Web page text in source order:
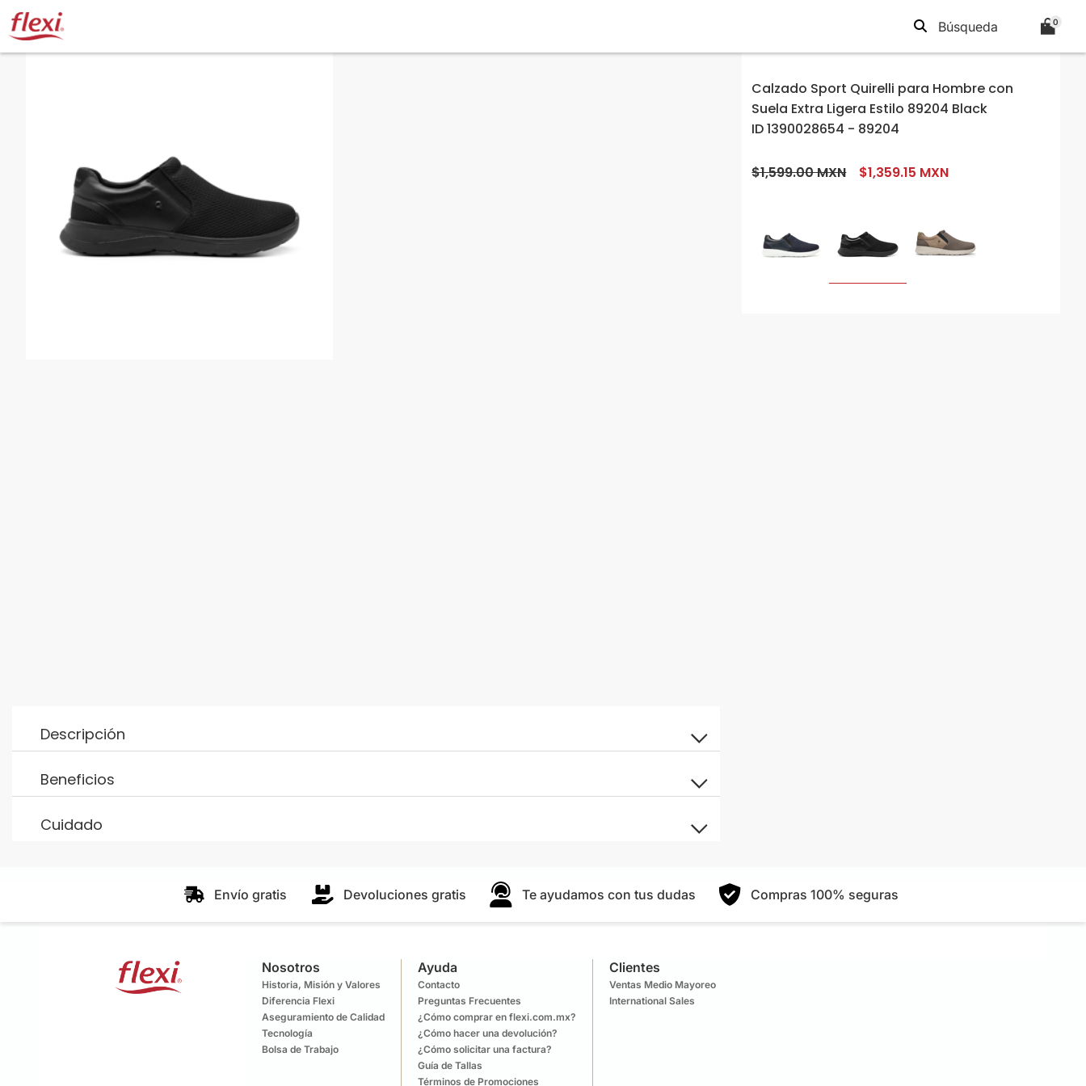
0
Calzado Sport Quirelli para Hombre con
Suela Extra Ligera Estilo 89204 Black
ID 1390028654 - 89204
$1,599.00 MXN $1,359.15 MXN
Descripción
Beneficios
Cuidado
Envío gratis Devoluciones gratis Te ayudamos con tus dudas Compras 100% seguras
Nosotros
Historia, Misión y Valores
Diferencia Flexi
Aseguramiento de Calidad
Tecnología
Bolsa de Trabajo
Ayuda
Contacto
Preguntas Frecuentes
¿Cómo comprar en flexi.com.mx?
¿Cómo hacer una devolución?
¿Cómo solicitar una factura?
Guía de Tallas
Términos de Promociones
Clientes
Ventas Medio Mayoreo
International Sales